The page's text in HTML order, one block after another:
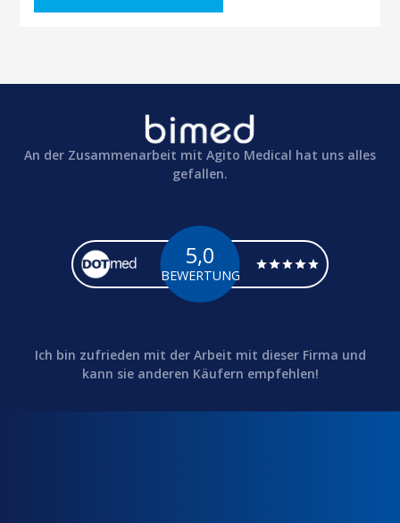
An der Zusammenarbeit mit Agito Medical hat uns alles
gefallen.
5,0
BEWERTUNG
Ich bin zufrieden mit der Arbeit mit dieser Firma und
kann sie anderen Käufern empfehlen!